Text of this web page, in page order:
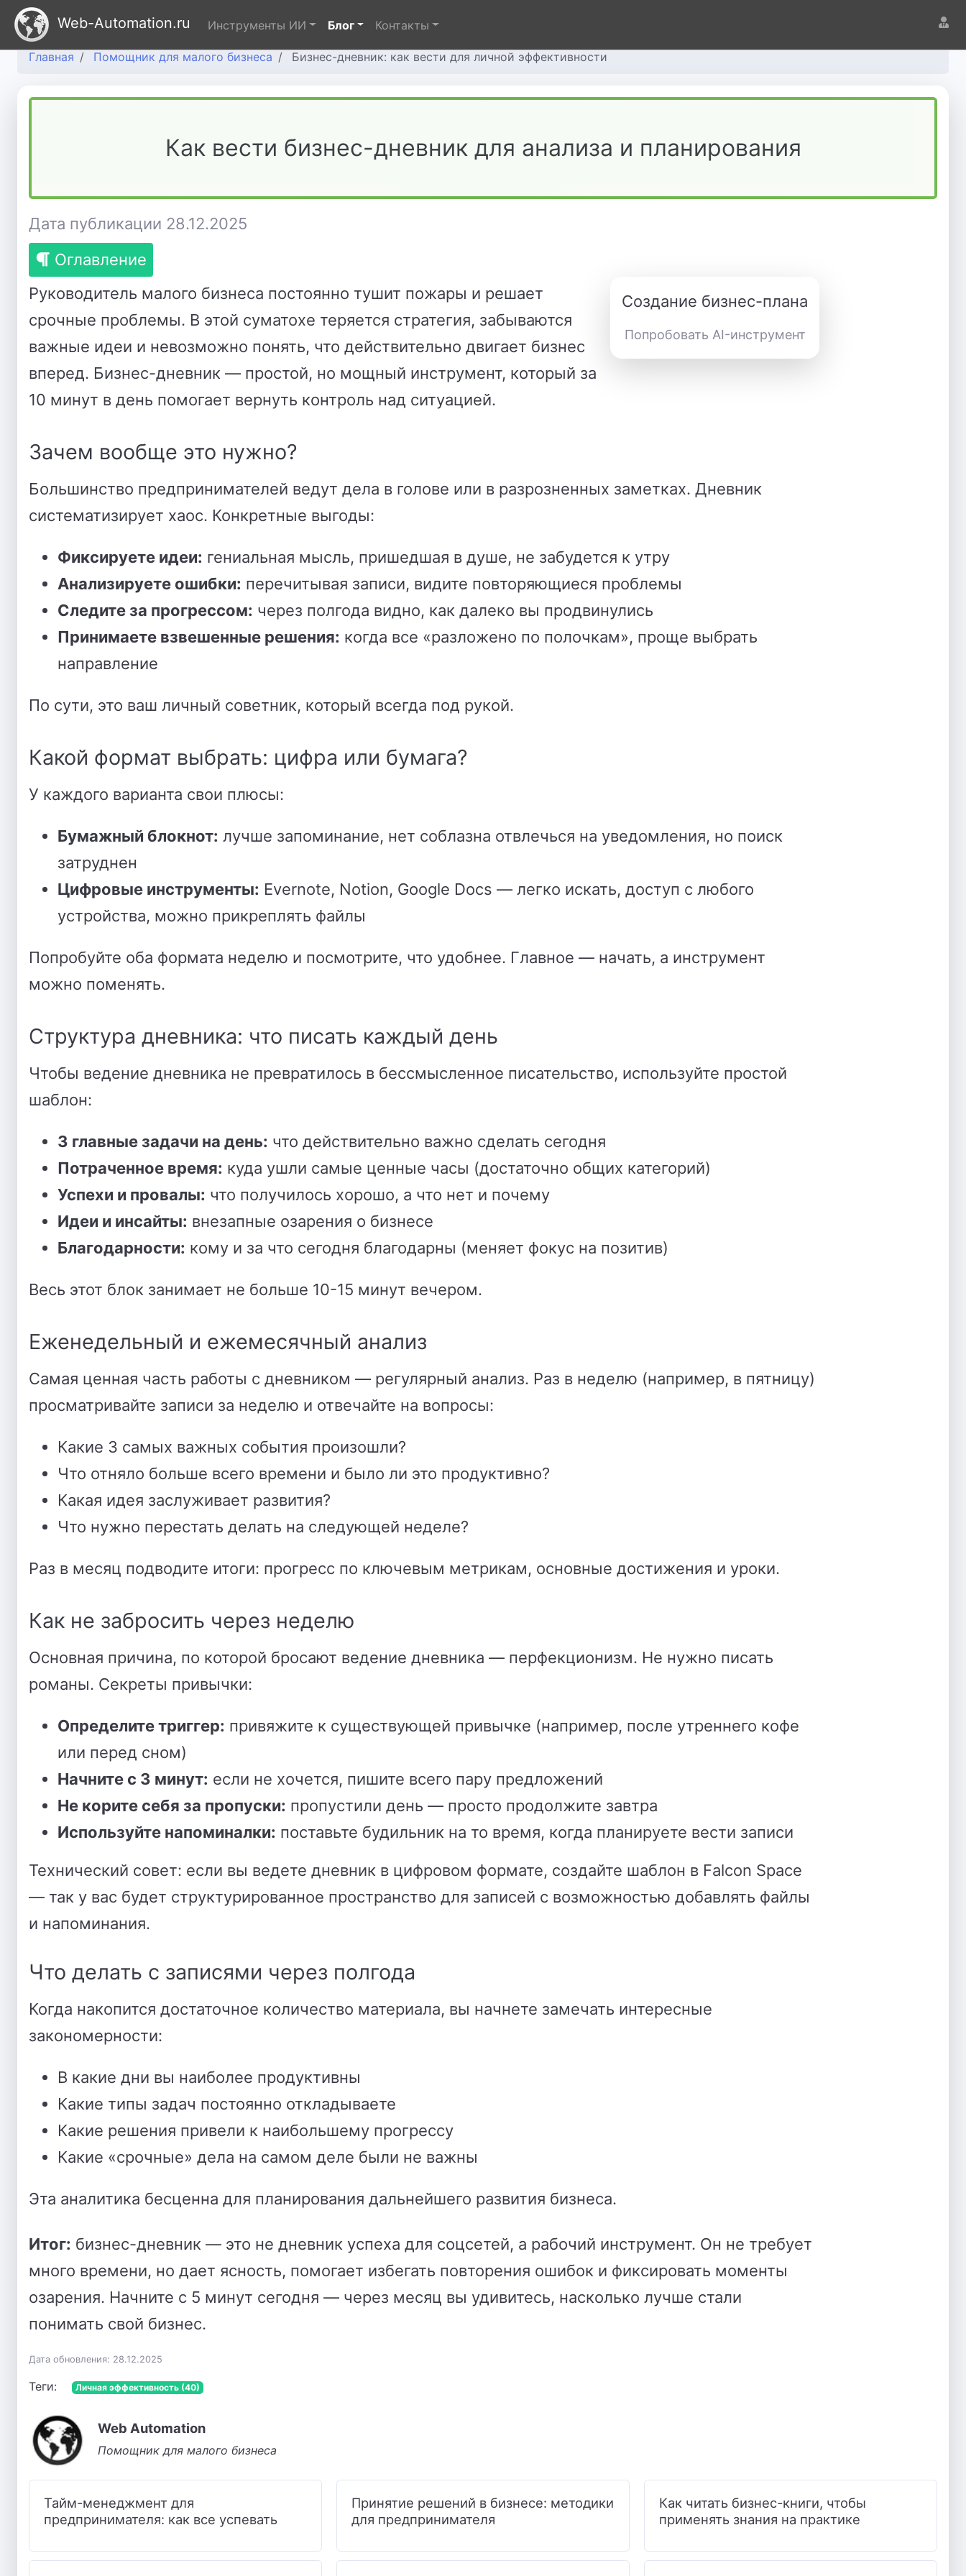
Web-Automation.ru Инструменты ИИ Блог Контакты
Главная Помощник для малого бизнеса Бизнес-дневник: как вести для личной эффективности
Как вести бизнес-дневник для анализа и планирования
Дата публикации 28.12.2025
Оглавление
Создание бизнес-плана
Попробовать AI-инструмент
Руководитель малого бизнеса постоянно тушит пожары и решает
срочные проблемы. В этой суматохе теряется стратегия, забываются
важные идеи и невозможно понять, что действительно двигает бизнес
вперед. Бизнес-дневник — простой, но мощный инструмент, который за
10 минут в день помогает вернуть контроль над ситуацией.
Зачем вообще это нужно?
Большинство предпринимателей ведут дела в голове или в разрозненных заметках. Дневник
систематизирует хаос. Конкретные выгоды:
Фиксируете идеи: гениальная мысль, пришедшая в душе, не забудется к утру
Анализируете ошибки: перечитывая записи, видите повторяющиеся проблемы
Следите за прогрессом: через полгода видно, как далеко вы продвинулись
Принимаете взвешенные решения: когда все «разложено по полочкам», проще выбрать
направление
По сути, это ваш личный советник, который всегда под рукой.
Какой формат выбрать: цифра или бумага?
У каждого варианта свои плюсы:
Бумажный блокнот: лучше запоминание, нет соблазна отвлечься на уведомления, но поиск
затруднен
Цифровые инструменты: Evernote, Notion, Google Docs — легко искать, доступ с любого
устройства, можно прикреплять файлы
Попробуйте оба формата неделю и посмотрите, что удобнее. Главное — начать, а инструмент
можно поменять.
Структура дневника: что писать каждый день
Чтобы ведение дневника не превратилось в бессмысленное писательство, используйте простой
шаблон:
3 главные задачи на день: что действительно важно сделать сегодня
Потраченное время: куда ушли самые ценные часы (достаточно общих категорий)
Успехи и провалы: что получилось хорошо, а что нет и почему
Идеи и инсайты: внезапные озарения о бизнесе
Благодарности: кому и за что сегодня благодарны (меняет фокус на позитив)
Весь этот блок занимает не больше 10-15 минут вечером.
Еженедельный и ежемесячный анализ
Самая ценная часть работы с дневником — регулярный анализ. Раз в неделю (например, в пятницу)
просматривайте записи за неделю и отвечайте на вопросы:
Какие 3 самых важных события произошли?
Что отняло больше всего времени и было ли это продуктивно?
Какая идея заслуживает развития?
Что нужно перестать делать на следующей неделе?
Раз в месяц подводите итоги: прогресс по ключевым метрикам, основные достижения и уроки.
Как не забросить через неделю
Основная причина, по которой бросают ведение дневника — перфекционизм. Не нужно писать
романы. Секреты привычки:
Определите триггер: привяжите к существующей привычке (например, после утреннего кофе
или перед сном)
Начните с 3 минут: если не хочется, пишите всего пару предложений
Не корите себя за пропуски: пропустили день — просто продолжите завтра
Используйте напоминалки: поставьте будильник на то время, когда планируете вести записи
Технический совет: если вы ведете дневник в цифровом формате, создайте шаблон в Falcon Space
— так у вас будет структурированное пространство для записей с возможностью добавлять файлы
и напоминания.
Что делать с записями через полгода
Когда накопится достаточное количество материала, вы начнете замечать интересные
закономерности:
В какие дни вы наиболее продуктивны
Какие типы задач постоянно откладываете
Какие решения привели к наибольшему прогрессу
Какие «срочные» дела на самом деле были не важны
Эта аналитика бесценна для планирования дальнейшего развития бизнеса.
Итог: бизнес-дневник — это не дневник успеха для соцсетей, а рабочий инструмент. Он не требует
много времени, но дает ясность, помогает избегать повторения ошибок и фиксировать моменты
озарения. Начните с 5 минут сегодня — через месяц вы удивитесь, насколько лучше стали
понимать свой бизнес.
Дата обновления: 28.12.2025
Теги: Личная эффективность (40)
Web Automation
Помощник для малого бизнеса
Тайм-менеджмент для
предпринимателя: как все успевать
Принятие решений в бизнесе: методики
для предпринимателя
Как читать бизнес-книги, чтобы
применять знания на практике